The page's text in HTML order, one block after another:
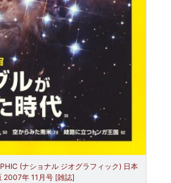
(ナショナル ジオグラフィック) 日本
2007年 11月号 [雑誌]